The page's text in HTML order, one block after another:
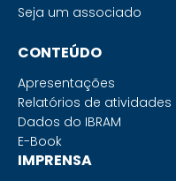
Seja um associado
CONTEÚDO
Apresentações
Relatórios de atividades
Dados do IBRAM
E-Book
IMPRENSA